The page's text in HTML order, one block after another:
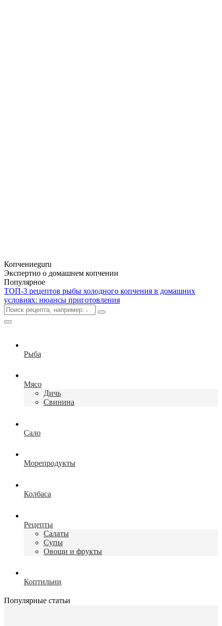
Копчениеguru
Экспертно о домашнем копчении
Популярное
ТОП-3 рецептов рыбы холодного копчения в домашних
условиях: нюансы приготовления
Рыба
Мясо
Дичь
Свинина
Сало
Морепродукты
Колбаса
Рецепты
Салаты
Супы
Овощи и фрукты
Коптильни
Популярные статьи